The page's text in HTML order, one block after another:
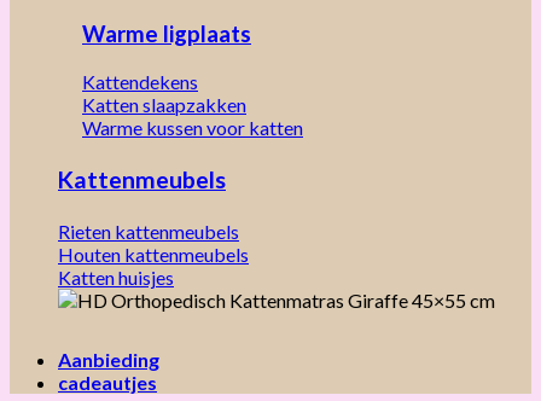
Warme ligplaats
Kattendekens
Katten slaapzakken
Warme kussen voor katten
Kattenmeubels
Rieten kattenmeubels
Houten kattenmeubels
Katten huisjes
Aanbieding
cadeautjes